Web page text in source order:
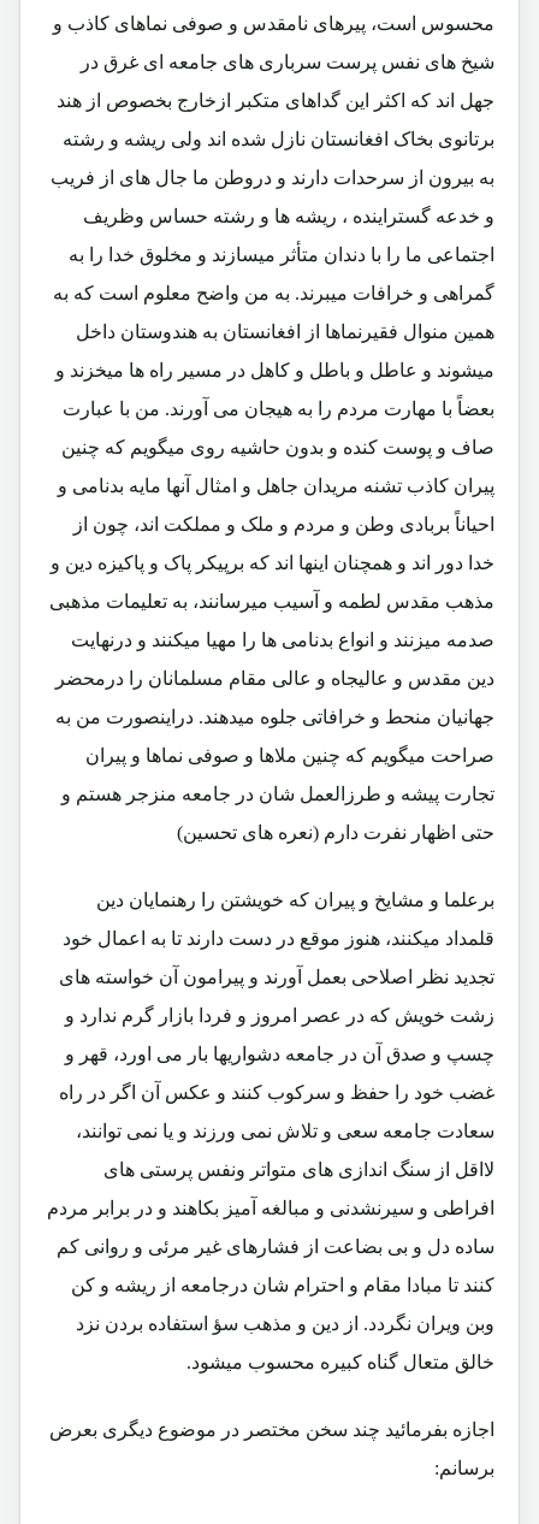
محسوس است، پیرهای نامقدس و صوفی نماهای کاذب و
شیخ های نفس پرست سرباری های جامعه ای غرق در
جهل اند که اکثر این گداهای متکبر ازخارج بخصوص از هند
برتانوی بخاک افغانستان نازل شده اند ولی ریشه و رشته
به بیرون از سرحدات دارند و دروطن ما جال های از فریب
و خدعه گستراینده ، ریشه ها و رشته حساس وظریف
اجتماعی ما را با دندان متأثر میسازند و مخلوق خدا را به
گمراهی و خرافات میبرند. به من واضح معلوم است که به
همین منوال فقیرنماها از افغانستان به هندوستان داخل
میشوند و عاطل و باطل و کاهل در مسیر راه ها میخزند و
بعضاً با مهارت مردم را به هیجان می آورند. من با عبارت
صاف و پوست کنده و بدون حاشیه روی میگویم که چنین
پیران کاذب تشنه مریدان جاهل و امثال آنها مایه بدنامی و
احیاناً بربادی وطن و مردم و ملک و مملکت اند، چون از
خدا دور اند و همچنان اینها اند که برپیکر پاک و پاکیزه دین و
مذهب مقدس لطمه و آسیب میرسانند، به تعلیمات مذهبی
صدمه میزنند و انواع بدنامی ها را مهیا میکنند و درنهایت
دین مقدس و عالیجاه و عالی مقام مسلمانان را درمحضر
جهانیان منحط و خرافاتی جلوه میدهند. دراینصورت من به
صراحت میگویم که چنین ملاها و صوفی نماها و پیران
تجارت پیشه و طرزالعمل شان در جامعه منزجر هستم و
حتی اظهار نفرت دارم (نعره های تحسین)
برعلما و مشایخ و پیران که خویشتن را رهنمایان دین
قلمداد میکنند، هنوز موقع در دست دارند تا به اعمال خود
تجدید نظر اصلاحی بعمل آورند و پیرامون آن خواسته های
زشت خویش که در عصر امروز و فردا بازار گرم ندارد و
چسپ و صدق آن در جامعه دشواریها بار می اورد، قهر و
غضب خود را حفظ و سرکوب کنند و عکس آن اگر در راه
سعادت جامعه سعی و تلاش نمی ورزند و یا نمی توانند،
لااقل از سنگ اندازی های متواتر ونفس پرستی های
افراطی و سیرنشدنی و مبالغه آمیز بکاهند و در برابر مردم
ساده دل و بی بضاعت از فشارهای غیر مرئی و روانی کم
کنند تا مبادا مقام و احترام شان درجامعه از ریشه و کن
وبن ویران نگردد. از دین و مذهب سؤ استفاده بردن نزد
خالق متعال گناه کبیره محسوب میشود.
اجازه بفرمائید چند سخن مختصر در موضوع دیگری بعرض
برسانم: